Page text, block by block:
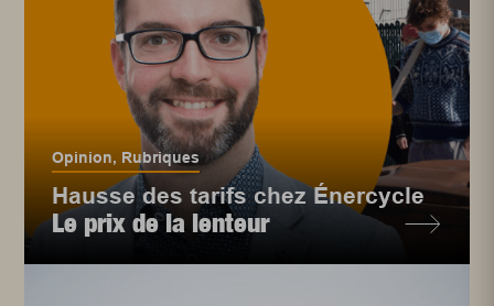
Opinion, Rubriques
Hausse des tarifs chez Énercycle
Le prix de la lenteur